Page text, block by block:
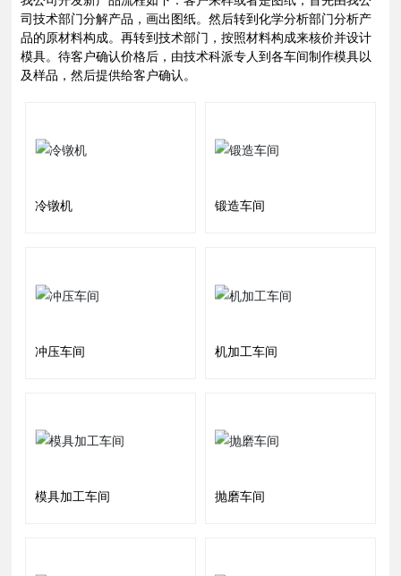
司技术部门分解产品，画出图纸。然后转到化学分析部门分析产
品的原材料构成。再转到技术部门，按照材料构成来核价并设计
模具。待客户确认价格后，由技术科派专人到各车间制作模具以
及样品，然后提供给客户确认。
冷镦机 锻造车间
冲压车间 机加工车间
模具加工车间 抛磨车间